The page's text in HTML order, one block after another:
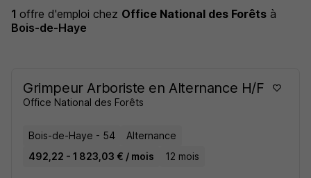
1 offre d'emploi chez Office National des Forêts à
Bois-de-Haye
Grimpeur Arboriste en Alternance H/F
Office National des Forêts
Bois-de-Haye - 54
Alternance
492,22 - 1 823,03 € / mois
12 mois